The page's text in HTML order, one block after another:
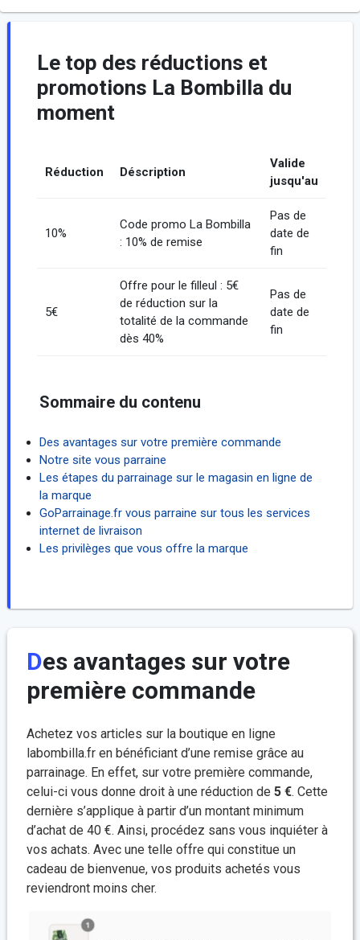
Le top des réductions et
promotions La Bombilla du
moment
Réduction Déscription
Valide
jusqu'au
10%
Code promo La Bombilla
: 10% de remise
Pas de
date de
fin
5€
Offre pour le filleul : 5€
de réduction sur la
totalité de la commande
dès 40%
Pas de
date de
fin
Sommaire du contenu
Des avantages sur votre première commande
Notre site vous parraine
Les étapes du parrainage sur le magasin en ligne de
la marque
GoParrainage.fr vous parraine sur tous les services
internet de livraison
Les privilèges que vous offre la marque
Des avantages sur votre
première commande
Achetez vos articles sur la boutique en ligne
labombilla.fr en bénéficiant d’une remise grâce au
parrainage. En effet, sur votre première commande,
celui-ci vous donne droit à une réduction de 5 €. Cette
dernière s’applique à partir d’un montant minimum
d’achat de 40 €. Ainsi, procédez sans vous inquiéter à
vos achats. Avec une telle offre qui constitue un
cadeau de bienvenue, vos produits achetés vous
reviendront moins cher.